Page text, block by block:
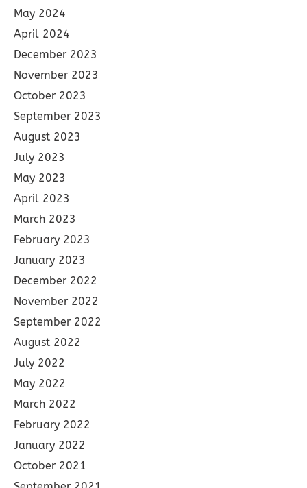
May 2024
April 2024
December 2023
November 2023
October 2023
September 2023
August 2023
July 2023
May 2023
April 2023
March 2023
February 2023
January 2023
December 2022
November 2022
September 2022
August 2022
July 2022
May 2022
March 2022
February 2022
January 2022
October 2021